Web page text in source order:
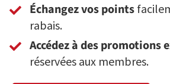
Échangez vos points
rabais.
Accédez à des promotions
réservées aux membres.